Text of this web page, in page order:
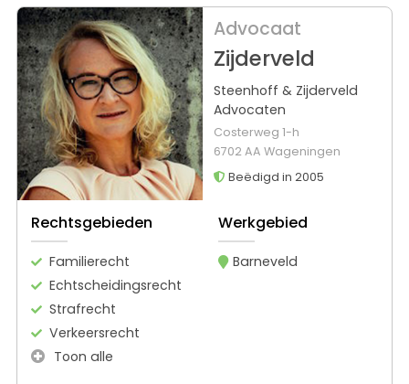
Advocaat
Zijderveld
Steenhoff & Zijderveld
Advocaten
Costerweg 1-h
6702 AA Wageningen
Beëdigd in 2005
Rechtsgebieden
Familierecht
Echtscheidingsrecht
Strafrecht
Verkeersrecht
Toon alle
Werkgebied
Barneveld